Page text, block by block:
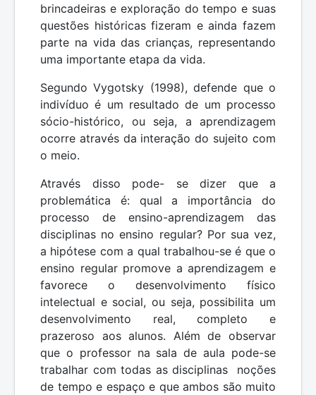
brincadeiras e exploração do tempo e suas
questões históricas fizeram e ainda fazem
parte na vida das crianças, representando
uma importante etapa da vida.
Segundo Vygotsky (1998), defende que o
indivíduo é um resultado de um processo
sócio-histórico, ou seja, a aprendizagem
ocorre através da interação do sujeito com
o meio.
Através disso pode- se dizer que a
problemática é: qual a importância do
processo de ensino-aprendizagem das
disciplinas no ensino regular? Por sua vez,
a hipótese com a qual trabalhou-se é que o
ensino regular promove a aprendizagem e
favorece o desenvolvimento físico
intelectual e social, ou seja, possibilita um
desenvolvimento real, completo e
prazeroso aos alunos. Além de observar
que o professor na sala de aula pode-se
trabalhar com todas as disciplinas noções
de tempo e espaço e que ambos são muito